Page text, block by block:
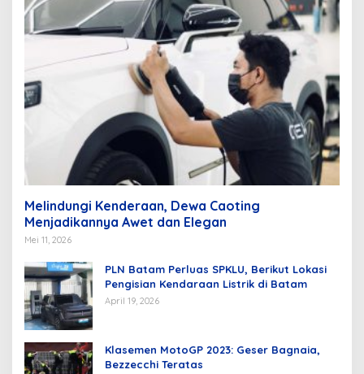
Melindungi Kenderaan, Dewa Caoting
Menjadikannya Awet dan Elegan
Mei 11, 2026
PLN Batam Perluas SPKLU, Berikut Lokasi
Pengisian Kendaraan Listrik di Batam
April 19, 2026
Klasemen MotoGP 2023: Geser Bagnaia,
Bezzecchi Teratas